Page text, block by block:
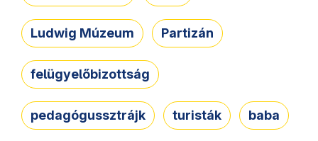
Ludwig Múzeum Partizán
felügyelőbizottság
pedagógussztrájk turisták baba